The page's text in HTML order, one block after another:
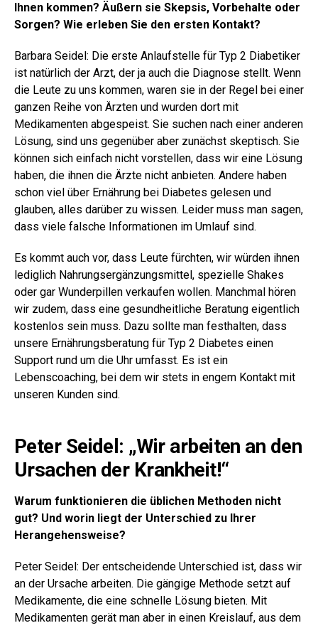
Ihnen kommen? Äußern sie Skepsis, Vorbehalte oder
Sorgen? Wie erleben Sie den ersten Kontakt?
Barbara Seidel: Die erste Anlaufstelle für Typ 2 Diabetiker
ist natürlich der Arzt, der ja auch die Diagnose stellt. Wenn
die Leute zu uns kommen, waren sie in der Regel bei einer
ganzen Reihe von Ärzten und wurden dort mit
Medikamenten abgespeist. Sie suchen nach einer anderen
Lösung, sind uns gegenüber aber zunächst skeptisch. Sie
können sich einfach nicht vorstellen, dass wir eine Lösung
haben, die ihnen die Ärzte nicht anbieten. Andere haben
schon viel über Ernährung bei Diabetes gelesen und
glauben, alles darüber zu wissen. Leider muss man sagen,
dass viele falsche Informationen im Umlauf sind.
Es kommt auch vor, dass Leute fürchten, wir würden ihnen
lediglich Nahrungsergänzungsmittel, spezielle Shakes
oder gar Wunderpillen verkaufen wollen. Manchmal hören
wir zudem, dass eine gesundheitliche Beratung eigentlich
kostenlos sein muss. Dazu sollte man festhalten, dass
unsere Ernährungsberatung für Typ 2 Diabetes einen
Support rund um die Uhr umfasst. Es ist ein
Lebenscoaching, bei dem wir stets in engem Kontakt mit
unseren Kunden sind.
Peter Seidel: „Wir arbeiten an den
Ursachen der Krankheit!“
Warum funktionieren die üblichen Methoden nicht
gut? Und worin liegt der Unterschied zu Ihrer
Herangehensweise?
Peter Seidel: Der entscheidende Unterschied ist, dass wir
an der Ursache arbeiten. Die gängige Methode setzt auf
Medikamente, die eine schnelle Lösung bieten. Mit
Medikamenten gerät man aber in einen Kreislauf, aus dem